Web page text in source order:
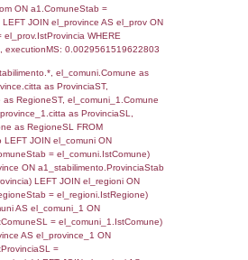
L (pubblico) - INFORMAZIONI
CON IMPATTO
Indietro
COUNT(*) FROM `userlevels`